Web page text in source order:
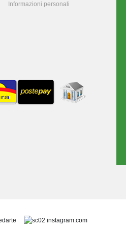
Informazioni personali
instagram.com